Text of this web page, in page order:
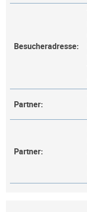
Besucheradresse:
Partner:
Partner: